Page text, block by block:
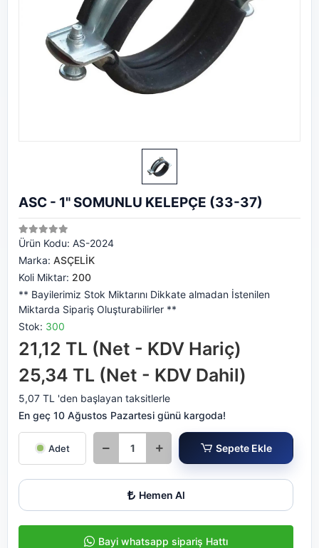
ASC - 1" SOMUNLU KELEPÇE (33-37)
Ürün Kodu: AS-2024
Marka: ASÇELİK
Koli Miktar: 200
** Bayilerimiz Stok Miktarını Dikkate almadan İstenilen
Miktarda Sipariş Oluşturabilirler **
Stok: 300
21,12 TL (Net - KDV Hariç)
25,34 TL (Net - KDV Dahil)
5,07 TL 'den başlayan taksitlerle
En geç 10 Ağustos Pazartesi günü kargoda!
Adet Sepete Ekle
Hemen Al
Bayi whatsapp sipariş Hattı